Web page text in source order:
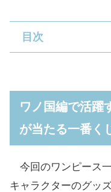
目次
当たる一番くじ
A賞「将軍 モ
B賞「Revible
ワノ国編の名
ワノ国編で活躍
が当たる一番く
今回のワンピース
キャラクターのグッ